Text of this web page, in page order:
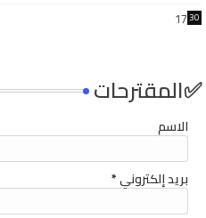
1730
4
✅المقترحات
الاسم
بريد إلكتروني*